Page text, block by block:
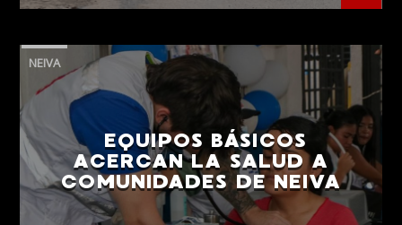
NEIVA
EQUIPOS BÁSICOS
ACERCAN LA SALUD A
COMUNIDADES DE NEIVA